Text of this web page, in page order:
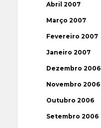
Abril 2007
Março 2007
Fevereiro 2007
Janeiro 2007
Dezembro 2006
Novembro 2006
Outubro 2006
Setembro 2006